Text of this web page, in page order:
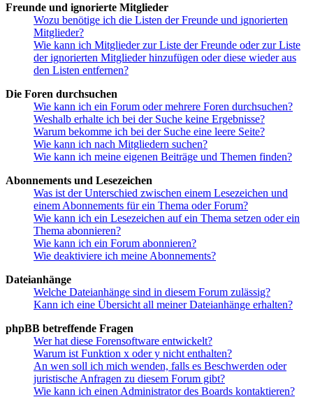
Freunde und ignorierte Mitglieder
Wozu benötige ich die Listen der Freunde und ignorierten
Mitglieder?
Wie kann ich Mitglieder zur Liste der Freunde oder zur Liste
der ignorierten Mitglieder hinzufügen oder diese wieder aus
den Listen entfernen?
Die Foren durchsuchen
Wie kann ich ein Forum oder mehrere Foren durchsuchen?
Weshalb erhalte ich bei der Suche keine Ergebnisse?
Warum bekomme ich bei der Suche eine leere Seite?
Wie kann ich nach Mitgliedern suchen?
Wie kann ich meine eigenen Beiträge und Themen finden?
Abonnements und Lesezeichen
Was ist der Unterschied zwischen einem Lesezeichen und
einem Abonnements für ein Thema oder Forum?
Wie kann ich ein Lesezeichen auf ein Thema setzen oder ein
Thema abonnieren?
Wie kann ich ein Forum abonnieren?
Wie deaktiviere ich meine Abonnements?
Dateianhänge
Welche Dateianhänge sind in diesem Forum zulässig?
Kann ich eine Übersicht all meiner Dateianhänge erhalten?
phpBB betreffende Fragen
Wer hat diese Forensoftware entwickelt?
Warum ist Funktion x oder y nicht enthalten?
An wen soll ich mich wenden, falls es Beschwerden oder
juristische Anfragen zu diesem Forum gibt?
Wie kann ich einen Administrator des Boards kontaktieren?